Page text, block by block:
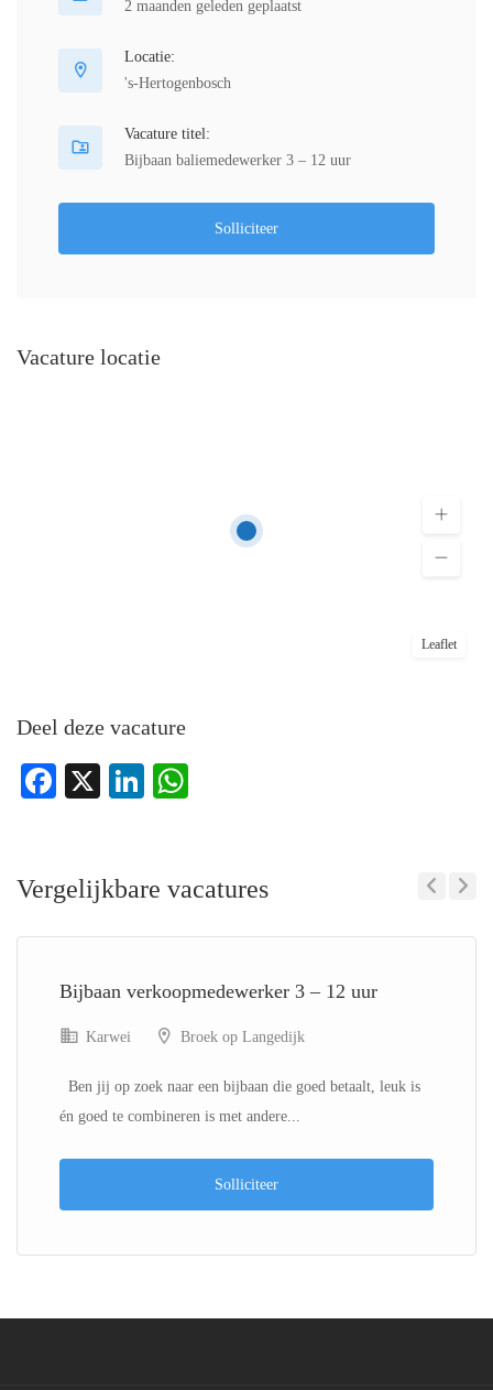
2 maanden geleden geplaatst
Locatie:
's-Hertogenbosch
Vacature titel:
Bijbaan baliemedewerker 3 – 12 uur
Solliciteer
Vacature locatie
Leaflet
Deel deze vacature
Facebook
X LinkedIn
Vergelijkbare vacatures
Bijbaan verkoopmedewerker 3 – 12 uur
Karwei Broek op Langedijk
Ben jij op zoek naar een bijbaan die goed betaalt, leuk is
én goed te combineren is met andere...
Solliciteer